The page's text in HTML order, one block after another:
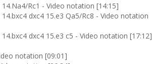
Rc1 - Video notation [14:15]
dxc4 15.e3 Qa5/Rc8 - Video notation
dxc4 15.e3 c5 - Video notation [17:12]
notation [09:01]